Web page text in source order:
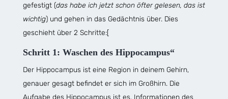
gefestigt (das habe ich jetzt schon öfter gelesen, das ist
wichtig) und gehen in das Gedächtnis über. Dies
geschieht über 2 Schritte:[
Schritt 1: Waschen des Hippocampus“
Der Hippocampus ist eine Region in deinem Gehirn,
genauer gesagt befindet er sich im Großhirn. Die
Aufgabe des Hippocampus ist es, Informationen des